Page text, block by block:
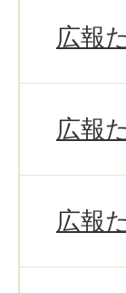
広報
広報
広報